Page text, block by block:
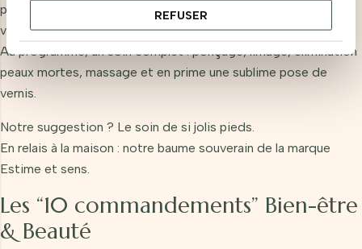
REFUSER
place à un look de rentrée, pour accessoiriser votre style et
votre état d’esprit.
Au programme, un soin complet : ponçage, limage, élimination
peaux mortes, massage et en prime une sublime pose de
vernis.
Notre suggestion ? Le soin de si jolis pieds
En relais à la maison : notre baume souverain de la marque
Estime et sens.
Les “10 commandements” Bien-être
& Beauté